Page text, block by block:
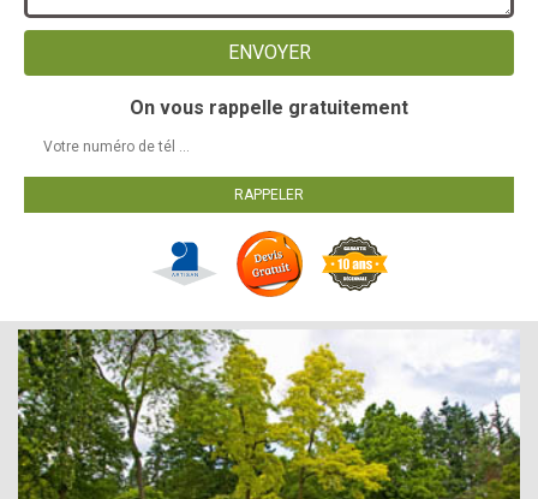
On vous rappelle gratuitement